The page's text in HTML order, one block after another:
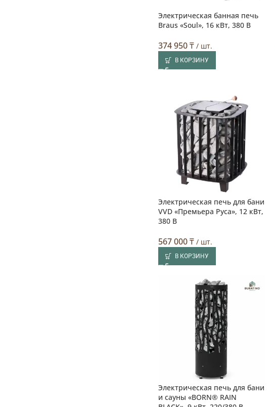
Электрическая банная печь
Braus «Soul», 16 кВт, 380 В
374 950₸/ шт.
В КОРЗИНУ
Электрическая печь для бани
VVD «Премьера Руса», 12 кВт,
380 В
567 000₸/ шт.
В КОРЗИНУ
Электрическая печь для бани
и сауны «BORN® RAIN